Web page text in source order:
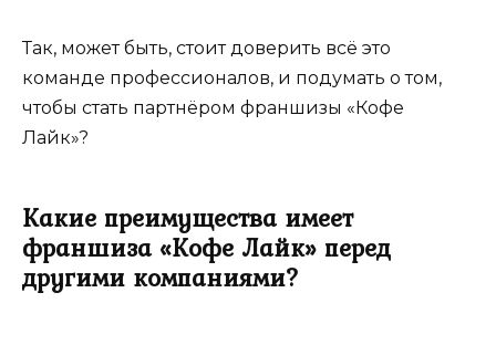
Так, может быть, стоит доверить всё это
команде профессионалов, и подумать о том,
чтобы стать партнёром франшизы «Кофе
Лайк»?
Какие преимущества имеет
франшиза «Кофе Лайк» перед
другими компаниями?